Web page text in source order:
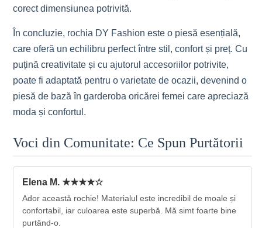
corect dimensiunea potrivită.
În concluzie, rochia DY Fashion este o piesă esențială,
care oferă un echilibru perfect între stil, confort și preț. Cu
puțină creativitate și cu ajutorul accesoriilor potrivite,
poate fi adaptată pentru o varietate de ocazii, devenind o
piesă de bază în garderoba oricărei femei care apreciază
moda și confortul.
Voci din Comunitate: Ce Spun Purtătorii
Elena M. ★★★★☆
Ador această rochie! Materialul este incredibil de moale și
confortabil, iar culoarea este superbă. Mă simt foarte bine
purtând-o.